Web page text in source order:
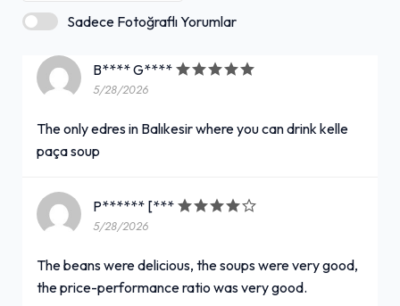
Sadece Fotoğraflı Yorumlar
B**** G****
5/28/2026
The only edres in Balıkesir where you can drink kelle
paça soup
P****** [***
5/28/2026
The beans were delicious, the soups were very good,
the price-performance ratio was very good.